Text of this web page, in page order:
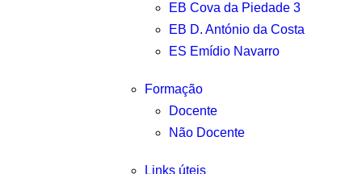
EB Cova da Piedade 3
EB D. António da Costa
ES Emídio Navarro
Formação
Docente
Não Docente
Links úteis